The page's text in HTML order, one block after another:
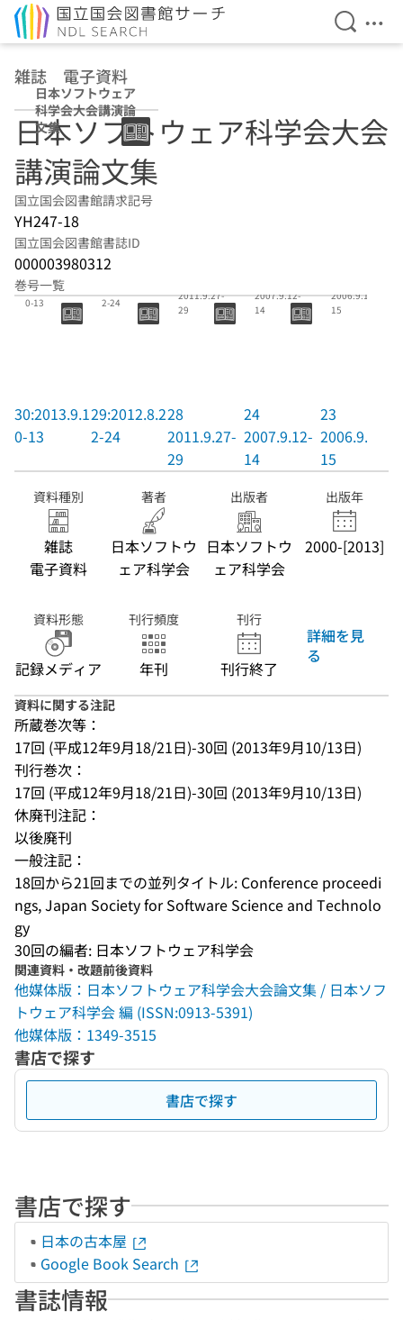
検索を
メ
雑誌 電子資料
日本ソフトウェア
科学会大会講演論
文集
日本ソフトウェア科学会大会
講演論文集
国立国会図書館請求記号
YH247-18
国立国会図書館書誌ID
000003980312
巻号一覧
30:2013.9.1
0-13
30:2013.9.1
0-13
2-24
29:2012.8.2
2-24
2011.9.27-
29
28
2011.9.27-
29
2007.9.12-
14
24
2007.9.12-
14
2006.9.13-
15
23
2006.9.13-
15
資料種別
雑誌
電子資料
著者
日本ソフトウ
ェア科学会
出版者
日本ソフトウ
ェア科学会
出版年
2000-[2013]
資料形態
記録メディア
刊行頻度
年刊
刊行
刊行終了
詳細を見
る
資料に関する注記
所蔵巻次等：
17回 (平成12年9月18/21日)-30回 (2013年9月10/13日)
刊行巻次：
17回 (平成12年9月18/21日)-30回 (2013年9月10/13日)
休廃刊注記：
以後廃刊
一般注記：
18回から21回までの並列タイトル: Conference proceedi
ngs, Japan Society for Software Science and Technolo
gy
30回の編者: 日本ソフトウェア科学会
関連資料・改題前後資料
他媒体版：日本ソフトウェア科学会大会論文集 / 日本ソフ
トウェア科学会 編 (ISSN:0913-5391)
他媒体版：1349-3515
書店で探す
書店で探す
書店で探す
日本の古本屋
Google Book Search
書誌情報